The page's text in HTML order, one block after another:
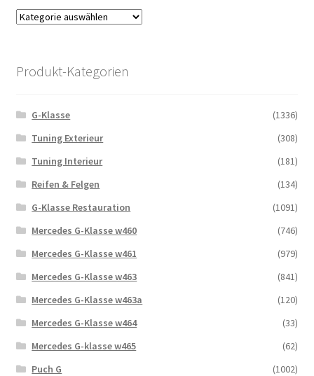
Produkt-Kategorien
G-Klasse
(1336)
Tuning Exterieur
(308)
Tuning Interieur
(181)
Reifen & Felgen
(134)
G-Klasse Restauration
(1091)
Mercedes G-Klasse w460
(746)
Mercedes G-Klasse w461
(979)
Mercedes G-Klasse w463
(841)
Mercedes G-Klasse w463a
(120)
Mercedes G-Klasse w464
(33)
Mercedes G-klasse w465
(62)
Puch G
(1002)